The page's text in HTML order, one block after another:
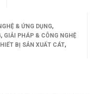
& ỨNG DỤNG,
, GIẢI PHÁP & CÔNG NGHỆ
BỊ SẢN XUẤT CÁT,